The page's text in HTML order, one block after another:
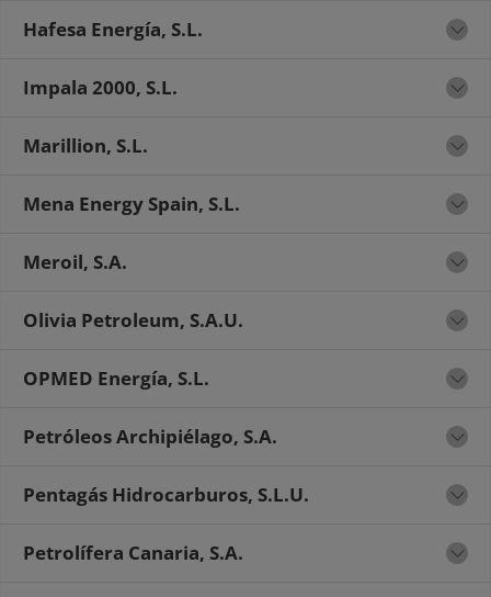
Hafesa Energía, S.L.
Impala 2000, S.L.
Marillion, S.L.
Mena Energy Spain, S.L.
Meroil, S.A.
Olivia Petroleum, S.A.U.
OPMED Energía, S.L.
Petróleos Archipiélago, S.A.
Pentagás Hidrocarburos, S.L.U.
Petrolífera Canaria, S.A.